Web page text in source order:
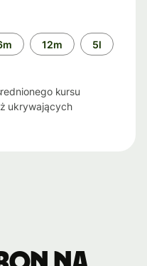
12m 5l
kursu
ukrywających